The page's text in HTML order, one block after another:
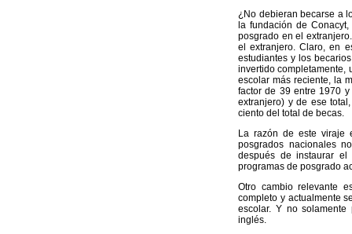
¿No debieran becarse a
la fundación de
posgrado en el
el extranjero. Claro, en
estudiantes y los
invertido completamente,
escolar más reciente, la
factor de 39 entre 1970
extranjero) y de ese
ciento del total de becas.
La razón de este viraje
posgrados nacionales
después de instaurar
programas de posgrado
Otro cambio relevante
completo y actualmente
escolar. Y no
inglés.